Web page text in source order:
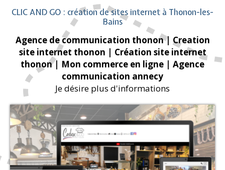
CLIC AND GO : création de sites internet à Thonon-les-
Bains
Agence de communication thonon| Creation
site internet thonon | Création site internet
thonon| Mon commerce en ligne | Agence
communication annecy
Je désire plus d'informations